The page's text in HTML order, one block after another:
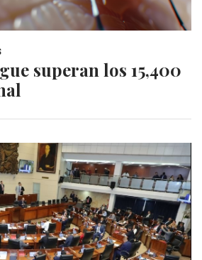
superan los 15,400